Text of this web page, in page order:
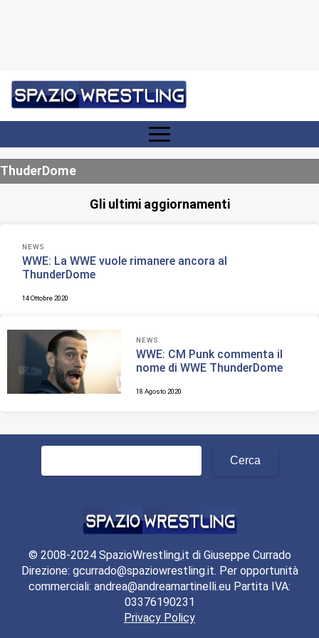
ThuderDome
Gli ultimi aggiornamenti
NEWS
WWE: La WWE vuole rimanere ancora al
ThunderDome
14 Ottobre 2020
NEWS
WWE: CM Punk commenta il
nome di WWE ThunderDome
18 Agosto 2020
Ricerca
© 2008-2024 SpazioWrestling,it di Giuseppe Currado
Direzione: gcurrado@spaziowrestling.it. Per opportunità
commerciali: andrea@andreamartinelli.eu Partita IVA:
03376190231
Privacy Policy